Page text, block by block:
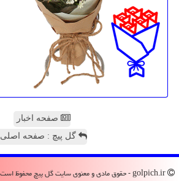
صفحه اخبار
گل پیچ : صفحه اصلی